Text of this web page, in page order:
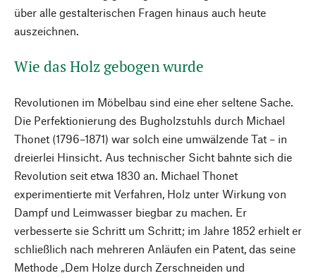
über alle gestalterischen Fragen hinaus auch heute
auszeichnen.
Wie das Holz gebogen wurde
Revolutionen im Möbelbau sind eine eher seltene Sache.
Die Perfektionierung des Bugholzstuhls durch Michael
Thonet (1796–1871) war solch eine umwälzende Tat – in
dreierlei Hinsicht. Aus technischer Sicht bahnte sich die
Revolution seit etwa 1830 an. Michael Thonet
experimentierte mit Verfahren, Holz unter Wirkung von
Dampf und Leimwasser biegbar zu machen. Er
verbesserte sie Schritt um Schritt; im Jahre 1852 erhielt er
schließlich nach mehreren Anläufen ein Patent, das seine
Methode „Dem Holze durch Zerschneiden und